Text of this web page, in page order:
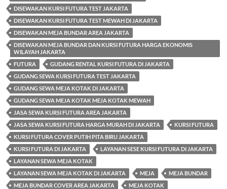
DISEWAKAN KURSI FUTURA TEST JAKARTA
DISEWAKAN KURSI FUTURA TEST MEWAH DI JAKARTA
DISEWAKAN MEJA BUNDAR AREA JAKARTA
DISEWAKAN MEJA BUNDAR DAN KURSI FUTURA HARGA EKONOMIS
WILAYAH JAKARTA
FUTURA
GUDANG RENTAL KURSI FUTURA DI JAKARTA
GUDANG SEWA KURSI FUTURA TEST JAKARTA
GUDANG SEWA MEJA KOTAK DI JAKARTA
GUDANG SEWA MEJA KOTAK MEJA KOTAK MEWAH
JASA SEWA KURSI FUTURA AREA JAKARTA
JASA SEWA KURSI FUTURA HARGA MURAH DI JAKARTA
KURSI FUTURA
KURSI FUTURA COVER PUTIH PITA BIRU JAKARTA
KURSI FUTURA DI JAKARTA
LAYANAN SESE KURSI FUTURA DI JAKARTA
LAYANAN SEWA MEJA KOTAK
LAYANAN SEWA MEJA KOTAK DI JAKARTA
MEJA
MEJA BUNDAR
MEJA BUNDAR COVER AREA JAKARTA
MEJA KOTAK